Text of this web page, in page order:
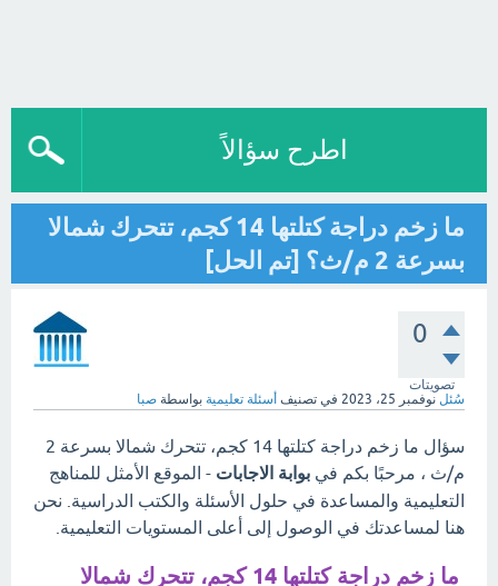
اطرح سؤالاً
ما زخم دراجة كتلتها 14 كجم، تتحرك شمالا
بسرعة 2 م/ث؟ [تم الحل]
0
تصويتات
سُئل نوفمبر 25، 2023 في تصنيف أسئلة تعليمية بواسطة صبا
سؤال ما زخم دراجة كتلتها 14 كجم، تتحرك شمالا بسرعة 2
م/ث ، مرحبًا بكم في بوابة الاجابات - الموقع الأمثل للمناهج
التعليمية والمساعدة في حلول الأسئلة والكتب الدراسية. نحن
هنا لمساعدتك في الوصول إلى أعلى المستويات التعليمية.
ما زخم دراجة كتلتها 14 كجم، تتحرك شمالا